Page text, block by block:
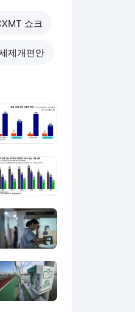
쇼크
제개편안